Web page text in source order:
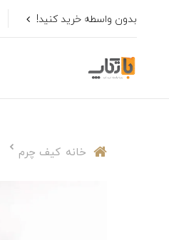
بدون واسطه خرید کنید!
خانه کیف چرم